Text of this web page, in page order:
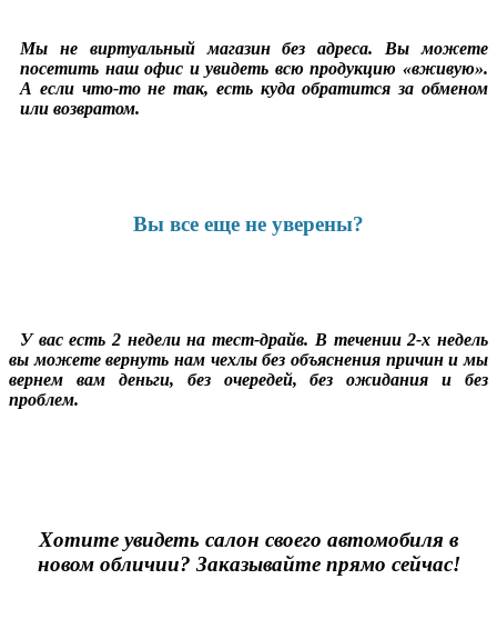
Мы не виртуальный магазин без адреса. Вы можете
посетить наш офис и увидеть всю продукцию «вживую».
А если что-то не так, есть куда обратится за обменом
или возвратом.
Вы все еще не уверены?
У вас есть 2 недели на тест-драйв. В течении 2-х недель
вы можете вернуть нам чехлы без объяснения причин и мы
вернем вам деньги, без очередей, без ожидания и без
проблем.
Хотите увидеть салон своего автомобиля в
новом обличии? Заказывайте прямо сейчас!